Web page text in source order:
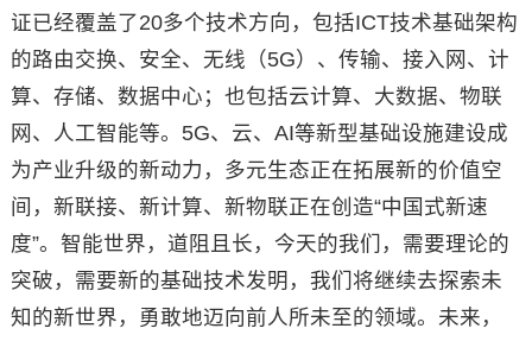
证已经覆盖了20多个技术方向，包括ICT技术基础架构
的路由交换、安全、无线（5G）、传输、接入网、计
算、存储、数据中心；也包括云计算、大数据、物联
网、人工智能等。5G、云、AI等新型基础设施建设成
为产业升级的新动力，多元生态正在拓展新的价值空
间，新联接、新计算、新物联正在创造“中国式新速
度”。智能世界，道阻且长，今天的我们，需要理论的
突破，需要新的基础技术发明，我们将继续去探索未
知的新世界，勇敢地迈向前人所未至的领域。未来，